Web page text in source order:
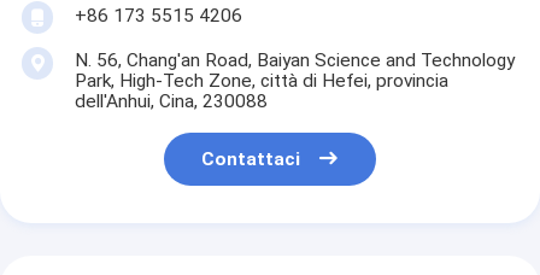
+86 173 5515 4206
N. 56, Chang'an Road, Baiyan Science and Technology
Park, High-Tech Zone, città di Hefei, provincia
dell'Anhui, Cina, 230088
Contattaci